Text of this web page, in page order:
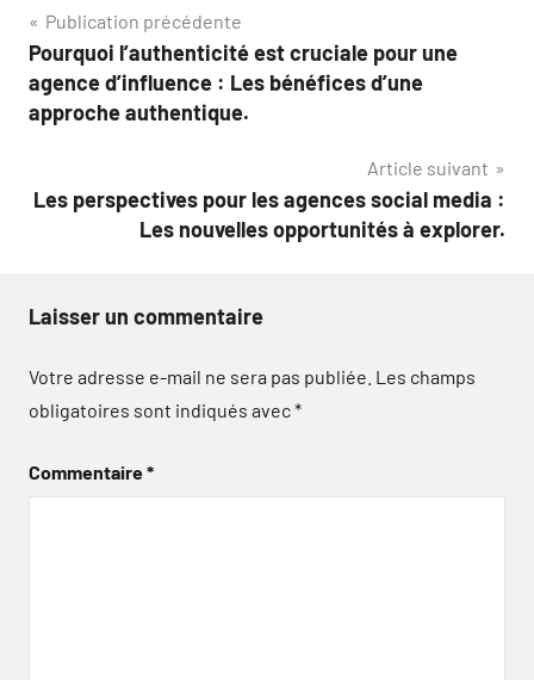
Navigation
de
l’article
Publication précédente
Pourquoi l’authenticité est cruciale pour une
agence d’influence : Les bénéfices d’une
approche authentique.
Article suivant
Les perspectives pour les agences social media :
Les nouvelles opportunités à explorer.
Laisser un commentaire
Votre adresse e-mail ne sera pas publiée. Les champs
obligatoires sont indiqués avec*
Commentaire*